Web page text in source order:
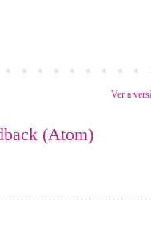
Ver a
(Atom)